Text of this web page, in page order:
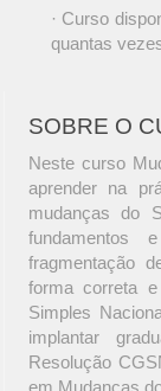
· Curso
quantas
SOBRE O
Neste curso
aprender na
mudanças do
fundamentos
fragmentação
forma correta
Simples
implantar
Resolução